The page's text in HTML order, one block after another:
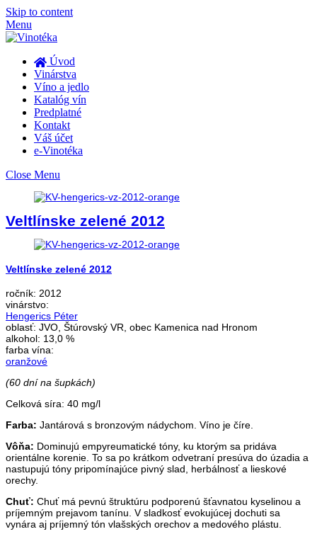
Skip to content
Menu
Úvod
Vinárstva
Víno a jedlo
Katalóg vín
Predplatné
Kontakt
Váš účet
e-Vinotéka
Close Menu
Veltlínske zelené 2012
Veltlínske zelené 2012
ročník: 2012
vinárstvo:
Hengerics Péter
oblasť: JVO, Štúrovský VR, obec Kamenica nad Hronom
alkohol: 13,0 %
farba vína:
oranžové
(60 dní na šupkách)
Celková síra: 40 mg/l
Farba: Jantárová s bronzovým nádychom. Víno je číre.
Vôňa: Dominujú empyreumatické tóny, ku ktorým sa pridáva
orientálne korenie. To sa po krátkom odvetraní presúva do úzadia a
nastupujú tóny pripomínajúce pivný slad, herbálnosť a lieskové
orechy.
Chuť: Chuť má pevnú štruktúru podporenú šťavnatou kyselinou a
príjemným prejavom tanínu. V sladkosť evokujúcej dochuti sa
vynára aj príjemný tón vlašských orechov a medového plástu.